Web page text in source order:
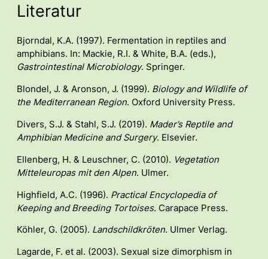
Literatur
Bjorndal, K.A. (1997). Fermentation in reptiles and
amphibians. In: Mackie, R.I. & White, B.A. (eds.),
Gastrointestinal Microbiology. Springer.
Blondel, J. & Aronson, J. (1999). Biology and Wildlife of
the Mediterranean Region. Oxford University Press.
Divers, S.J. & Stahl, S.J. (2019). Mader’s Reptile and
Amphibian Medicine and Surgery. Elsevier.
Ellenberg, H. & Leuschner, C. (2010). Vegetation
Mitteleuropas mit den Alpen. Ulmer.
Highfield, A.C. (1996). Practical Encyclopedia of
Keeping and Breeding Tortoises. Carapace Press.
Köhler, G. (2005). Landschildkröten. Ulmer Verlag.
Lagarde, F. et al. (2003). Sexual size dimorphism in